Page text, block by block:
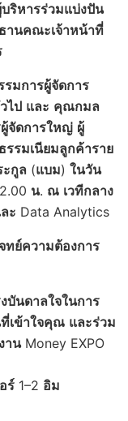
ริหารร่วมแบ่งปัน
านคณะเจ้าหน้าที่
รมการผู้จัดการ
ไป และ คุณกมล
จัดการใหญ่ ผู้
รมเนียมลูกค้าราย
ะกูล (แบม) ในวัน
น. ณ เวทีกลาง
ะ Data Analytics
ทย์ความต้องการ
บันดาลใจในการ
เข้าใจคุณ และร่วม
านMoney EXPO
ร์ 1–2 อิม